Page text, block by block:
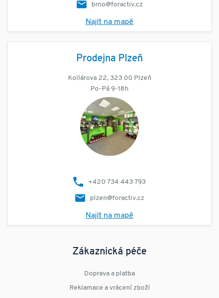
brno@foractiv.cz
Najít na mapě
Prodejna Plzeň
Kollárova 22, 323 00 Plzeň
Po-Pá 9-18h
+420 734 443 793
plzen@foractiv.cz
Najít na mapě
Zákaznická péče
Doprava a platba
Reklamace a vrácení zboží